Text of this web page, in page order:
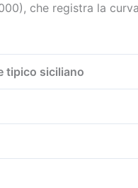
che registra la
tipico siciliano